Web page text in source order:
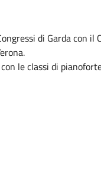
di Garda con il
le classi di